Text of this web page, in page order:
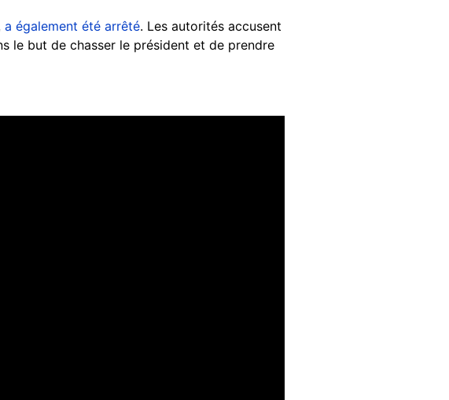
a également été arrêté. Les autorités accusent
le but de chasser le président et de prendre